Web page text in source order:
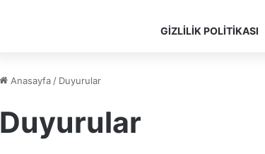
GIZLILIK POLITIKASI
Anasayfa / Duyurular
Duyurular